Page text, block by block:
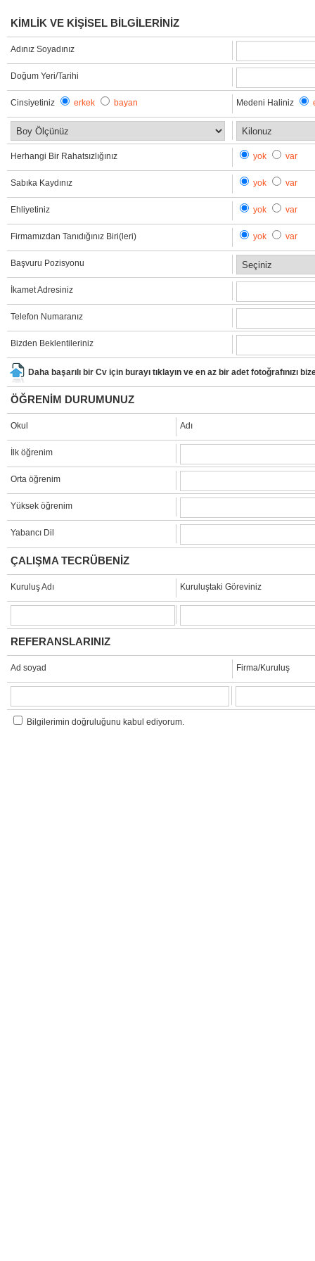
KİMLİK VE KİŞİSEL BİLGİLERİNİZ
Adınız Soyadınız
Doğum Yeri/Tarihi
Cinsiyetiniz erkek bayan Medeni Haliniz
Herhangi Bir Rahatsızlığınız yok var
Sabıka Kaydınız yok var
Ehliyetiniz yok var
Firmamızdan Tanıdığınız Biri(leri) yok var
Başvuru Pozisyonu
İkamet Adresiniz
Telefon Numaranız
Bizden Beklentileriniz
Daha başarılı bir Cv için burayı tıklayın ve en az bir adet fotoğrafınızı
ÖĞRENİM DURUMUNUZ
Okul Adı
İlk öğrenim
Orta öğrenim
Yüksek öğrenim
Yabancı Dil
ÇALIŞMA TECRÜBENİZ
Kuruluş Adı Kuruluştaki Göreviniz
REFERANSLARINIZ
Ad soyad Firma/Kuruluş
Bilgilerimin doğruluğunu kabul ediyorum.